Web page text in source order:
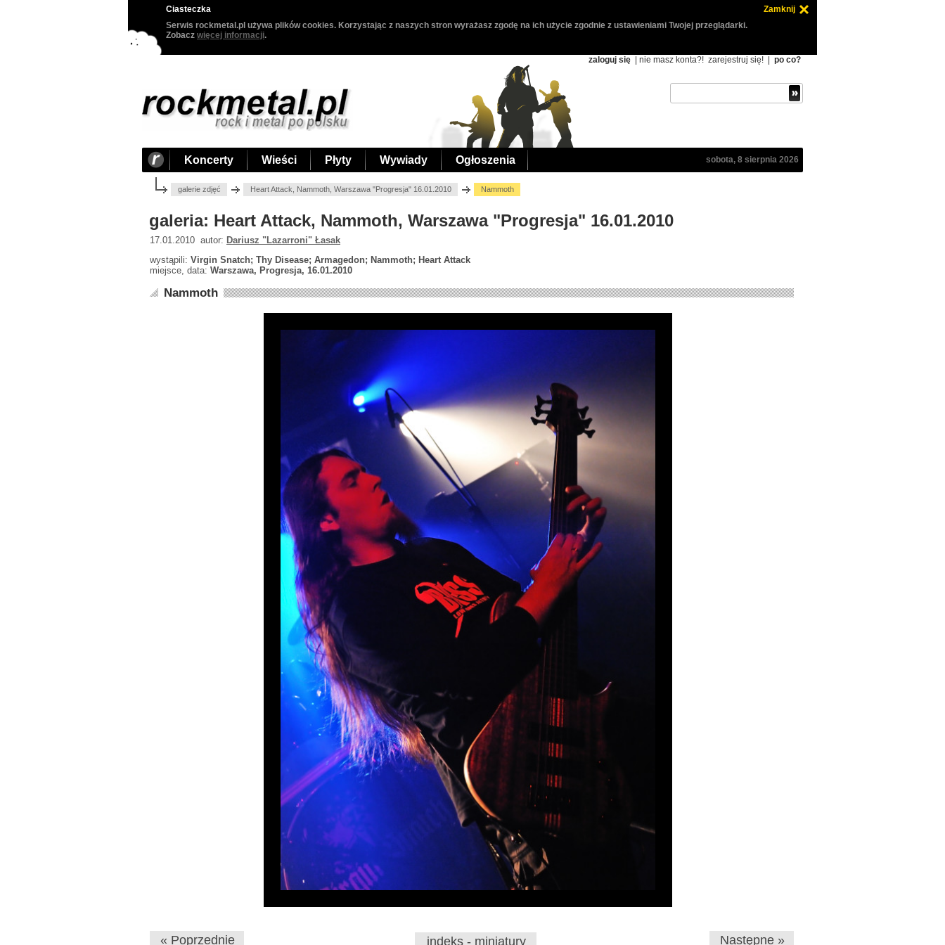
Ciasteczka
Zamknij
Serwis rockmetal.pl używa plików cookies. Korzystając z naszych stron wyrażasz zgodę na ich użycie zgodnie z ustawieniami Twojej przeglądarki.
Zobacz więcej informacji.
zaloguj się | nie masz konta?! zarejestruj się! po co?
Koncerty Wieści Płyty Wywiady Ogłoszenia sobota, 8 sierpnia 2026
galerie zdjęć Heart Attack, Nammoth, Warszawa "Progresja" 16.01.2010 Nammoth
galeria: Heart Attack, Nammoth, Warszawa "Progresja" 16.01.2010
17.01.2010 autor: Dariusz "Lazarroni" Łasak
wystąpili: Virgin Snatch; Thy Disease; Armagedon; Nammoth; Heart Attack
miejsce, data: Warszawa, Progresja, 16.01.2010
Nammoth
« Poprzednie indeks - miniatury Następne »